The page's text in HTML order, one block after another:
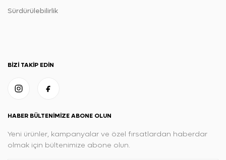
Sürdürülebilirlik
BIZI TAKIP EDIN
HABER BÜLTENIMIZE ABONE OLUN
Yeni ürünler, kampanyalar ve özel fırsatlardan haberdar
olmak için bültenimize abone olun.